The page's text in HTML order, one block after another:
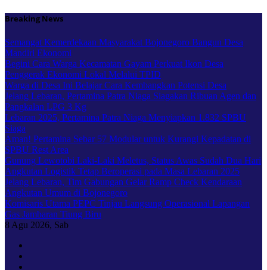
Skip
content
Breaking News
Semangat Kemerdekaan Masyarakat Bojonegoro Bangun Desa
Mandiri Ekonomi
Begini Cara Warga Kecamatan Gayam Perkuat Ikon Desa
Penggerak Ekonomi Lokal Melalui TPID
Warga di Desa Ini Belajar Cara Kembangkan Potensi Desa
Jelang Lebaran, Pertamina Patra Niaga Siagakan Ribuan Agen dan
Pangkalan LPG 3 Kg
Lebaran 2025, Pertamina Patra Niaga Menyiapkan 1.832 SPBU
Siaga
Aman! Pertamina Sebar 57 Modular untuk Kurangi Kepadatan di
SPBU Rest Area
Gunung Lewotobi Laki-Laki Meletus, Status Awas Sudah Dua Hari
Angkutan Logistik Tetap Beroperasi pada Masa Lebaran 2025
Jelang Lebaran, Tim Gabungan Gelar Ramp Check Kendaraan
Angkutan Umum di Bojonegoro
Komisaris Utama PEPC Tinjau Langsung Operasional Lapangan
Gas Jambaran Tiung Biru
8 Agu 2026, Sab